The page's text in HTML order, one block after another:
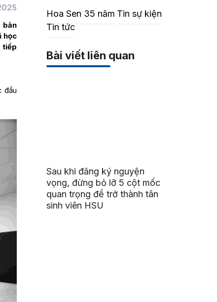
bản
học
tiếp
đầu
Hoa Sen 35 năm Tin sự kiện
Tin tức
Bài viết liên quan
Sau khi đăng ký nguyện
vọng, đừng bỏ lỡ 5 cột mốc
quan trọng để trở thành tân
sinh viên HSU